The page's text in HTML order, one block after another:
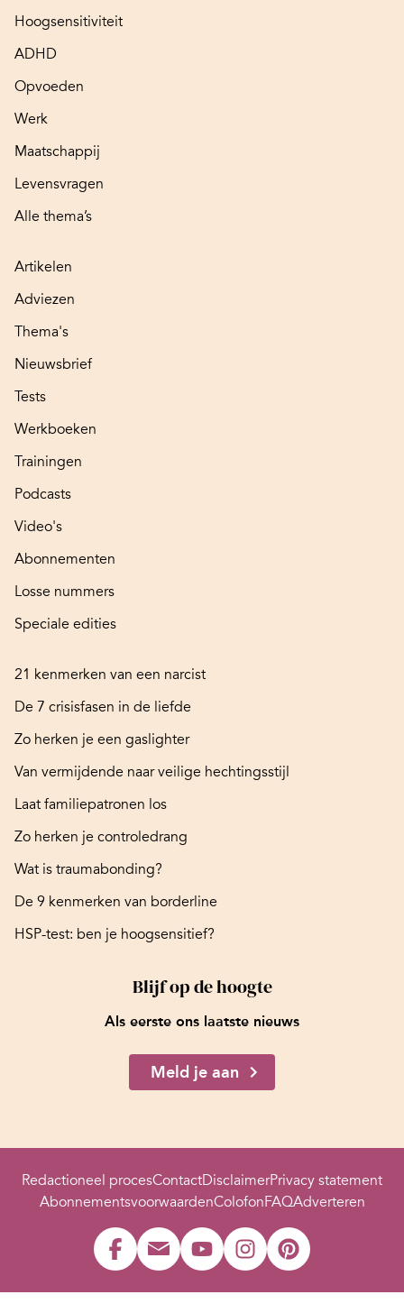
Hoogsensitiviteit
ADHD
Opvoeden
Werk
Maatschappij
Levensvragen
Alle thema’s
Artikelen
Adviezen
Thema's
Nieuwsbrief
Tests
Werkboeken
Trainingen
Podcasts
Video's
Abonnementen
Losse nummers
Speciale edities
21 kenmerken van een narcist
De 7 crisisfasen in de liefde
Zo herken je een gaslighter
Van vermijdende naar veilige hechtingsstijl
Laat familiepatronen los
Zo herken je controledrang
Wat is traumabonding?
De 9 kenmerken van borderline
HSP-test: ben je hoogsensitief?
Blijf op de hoogte
Als eerste ons laatste nieuws
Meld je aan
Redactioneel procesContactDisclaimerPrivacy statement
AbonnementsvoorwaardenColofonFAQAdverteren